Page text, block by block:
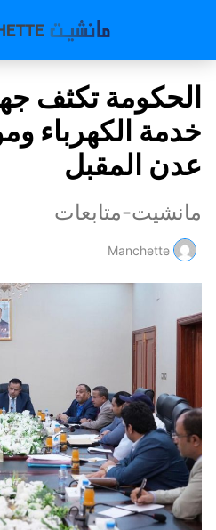
الحكومة تكثف
خدمة الكهرباء
عدن المقبل
مانشيت-متابعات
Manchette